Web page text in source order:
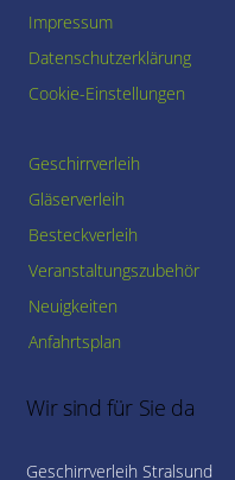
Impressum
Datenschutzerklärung
Cookie-Einstellungen
Geschirrverleih
Gläserverleih
Besteckverleih
Veranstaltungszubehör
Neuigkeiten
Anfahrtsplan
Wir sind für Sie da
Geschirrverleih Stralsund